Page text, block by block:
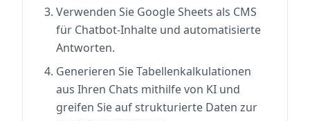
Verwenden Sie Google Sheets als CMS
für Chatbot-Inhalte und automatisierte
Antworten.
Generieren Sie Tabellenkalkulationen
aus Ihren Chats mithilfe von KI und
greifen Sie auf strukturierte Daten zur